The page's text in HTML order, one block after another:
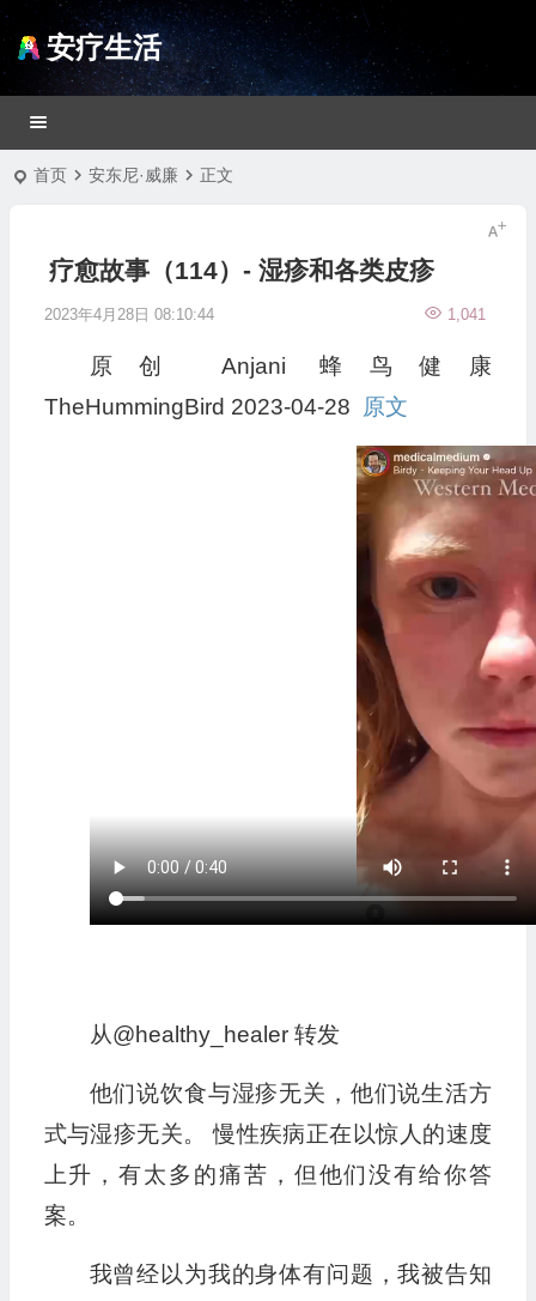
安疗生活
首页 安东尼·威廉 正文
疗愈故事（114）- 湿疹和各类皮疹
2023年4月28日 08:10:44 1,041
原创 Anjani
蜂鸟健康
TheHummingBird 2023-04-28 原文
从@healthy_healer 转发
他们说饮食与湿疹无关，他们说生活方
式与湿疹无关。 慢性疾病正在以惊人的速度
上升，有太多的痛苦，但他们没有给你答
案。
我曾经以为我的身体有问题，我被告知